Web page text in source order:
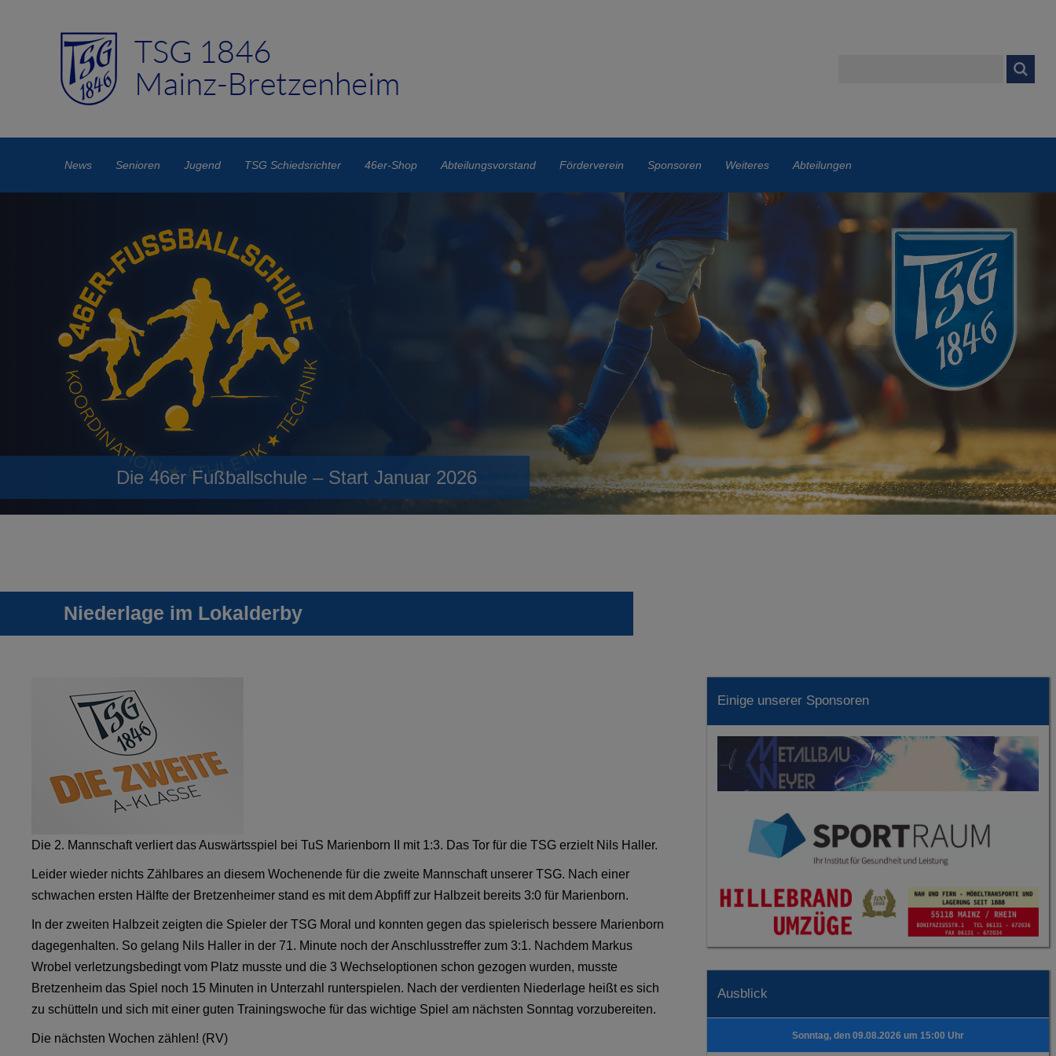
News Senioren Jugend TSG Schiedsrichter 46er-Shop Abteilungsvorstand Förderverein Sponsoren Weiteres Abteilungen
Die 46er Fußballschule – Start Januar 2026
Niederlage im Lokalderby
Die 2. Mannschaft verliert das Auswärtsspiel bei TuS Marienborn II mit 1:3. Das Tor für die TSG erzielt Nils Haller.
Leider wieder nichts Zählbares an diesem Wochenende für die zweite Mannschaft unserer TSG. Nach einer
schwachen ersten Hälfte der Bretzenheimer stand es mit dem Abpfiff zur Halbzeit bereits 3:0 für Marienborn.
In der zweiten Halbzeit zeigten die Spieler der TSG Moral und konnten gegen das spielerisch bessere Marienborn
dagegenhalten. So gelang Nils Haller in der 71. Minute noch der Anschlusstreffer zum 3:1. Nachdem Markus
Wrobel verletzungsbedingt vom Platz musste und die 3 Wechseloptionen schon gezogen wurden, musste
Bretzenheim das Spiel noch 15 Minuten in Unterzahl runterspielen. Nach der verdienten Niederlage heißt es sich
zu schütteln und sich mit einer guten Trainingswoche für das wichtige Spiel am nächsten Sonntag vorzubereiten.
Die nächsten Wochen zählen! (RV)
Einige unserer Sponsoren
Ausblick
Sonntag, den 09.08.2026 um 15:00 Uhr